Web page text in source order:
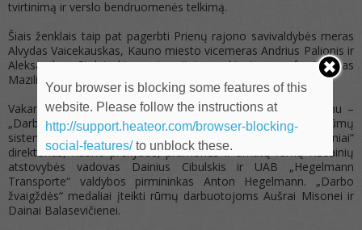
tvirtinimą ir verslo bendruomenės telkimą.
Šiais ženklais taip pat pagerbti Prienų rajono savivaldybės meras
Alvydas Vaicekauskas, Kauno miesto vicemeras Andrius Palionis ir
Aleksandro Stulginskio universiteto rektorius prof. Antanas
Maziliauskas.
Vakaro metu istoriniu, atkurtu tarpukario laikų apdovanojimu –
„Darbo žvaigžde“ už asmeninius nuopelnus šalies verslui ir rūmų
sistemos plėtrai rūmų apdovanoti AB „Nordic Sugar Kėdainiai“
direktorius, Kauno prekybos, pramonės ir amatų rūmų Kėdainių
atstovybės vadovas Dainius Cibulskis ir UAB „Hegelmann
Transporte“ valdybos pirmininkas Anton Hegelmann. „Darbo
žvaigždės“ medaliai įteikti rūmų darbuotojoms Aušrai Misonei ir
Dainai Balasevičienei.
Your browser is blocking some features of this
website. Please follow the instructions at
http://support.heateor.com/browser-blocking-
social-features/to unblock these.